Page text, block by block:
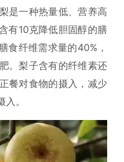
是一种热量低、营养高
有10克降低胆固醇的膳
食纤维需求量的40%，
。梨子含有的纤维素还
餐对食物的摄入，减少
。